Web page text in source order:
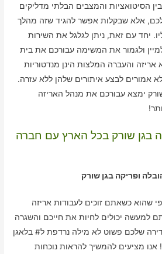
הסיטואציות והמצבים הבלתי מדליקים
אלא שבקלות אפשר להגיד שזה מהלך
יחד עם זאת, ניתן לגלגל את השירות
ולגמור את המשימה עבורכם את בית
והעברה המלצות הינן מנדטוריות
אמורים לבצע איתורים שלהן ללא עזרה.
ימצא עבורכם את מנהל האריזה
בגן שורק בכל הארץ עם חברה
ופריקה בגן שורק
שהוא כשאתם זוכים לעבודות אריזה
למעשה יכולים לחיות את חייכם והשגרה
שלכם פשוט לא מילה נרדפת ל# בלאגן
מציעים להמשיך להראות נוכחות